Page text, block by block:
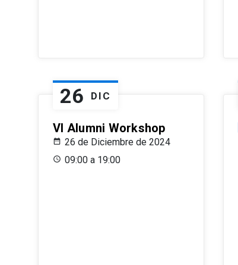
26 DIC
VI Alumni Workshop
26 de Diciembre de 2024
09:00 a 19:00